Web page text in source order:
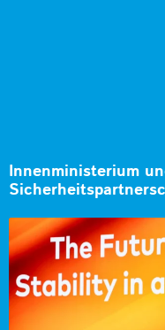
Innenministerium